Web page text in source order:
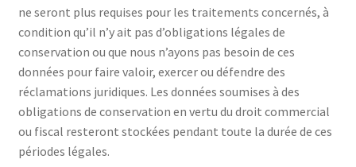
ne seront plus requises pour les traitements concernés, à
condition qu’il n’y ait pas d’obligations légales de
conservation ou que nous n’ayons pas besoin de ces
données pour faire valoir, exercer ou défendre des
réclamations juridiques. Les données soumises à des
obligations de conservation en vertu du droit commercial
ou fiscal resteront stockées pendant toute la durée de ces
périodes légales.